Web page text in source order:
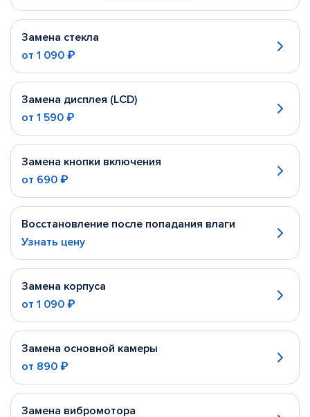
Замена стекла
от 1 090 ₽
Замена дисплея (LCD)
от 1 590 ₽
Замена кнопки включения
от 690 ₽
Восстановление после попадания влаги
Узнать цену
Замена корпуса
от 1 090 ₽
Замена основной камеры
от 890 ₽
Замена вибромотора